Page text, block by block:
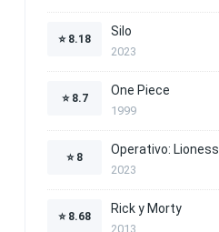
⭐ 8.18
Silo
2023
⭐ 8.7
One Piece
1999
⭐ 8
Operativo: Lioness
2023
⭐ 8.68
Rick y Morty
2013